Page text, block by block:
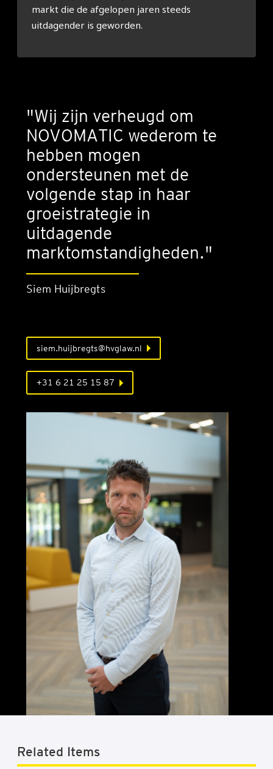
markt die de afgelopen jaren steeds
uitdagender is geworden.
"Wij zijn verheugd om
NOVOMATIC wederom te
hebben mogen
ondersteunen met de
volgende stap in haar
groeistrategie in
uitdagende
marktomstandigheden."
Siem Huijbregts
siem.huijbregts@hvglaw.nl
+31 6 21 25 15 87
Related Items